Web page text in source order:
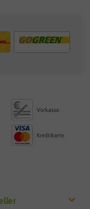
Vorkasse
Kreditkarte